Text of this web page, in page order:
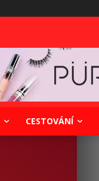
CESTOVÁNÍ